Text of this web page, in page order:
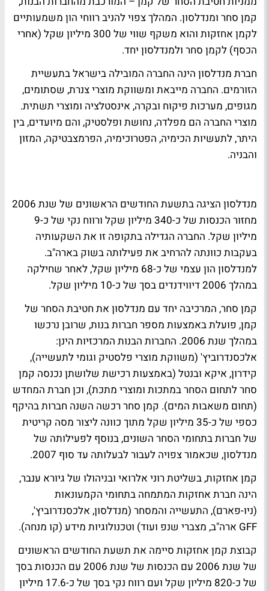
קמן סחר ומנדלסון. המהלך צפוי להניב רווחי הון משמעותיים
לקמן אחזקות והוא משקף שווי של 300 מיליון שקל (אחרי
הכסף) לקמן סחר ולמנדלסון יחד.
חברת מנדלסון הינה החברה המובילה בישראל בתעשיית
הזורמים. החברה מייבאת ומשווקת מוצרי צנרת, שסתומים,
מגופים, מערכות פיקוח ובקרה, אינסטלציה ומוצרי תשתית.
מוצרי החברה הם מפלדה, נחושת ופלסטיק, והם מיועדים, בין
היתר, לתעשיות הכימיה, הפטרוכימיה, הפרמצבטיקה, המזון
והבניה.
מנדלסון הציגה בתשעת החודשים הראשונים של שנת 2006
מחזור הכנסות של כ-340 מיליון שקל ורווח נקי של כ-9
מיליון שקל. החברה הגדילה בתקופה זו את השקעותיה
בעקבות כוונתה להרחיב את פעילותה בשוק בארה"ב.
למנדלסון הון עצמי של כ-68 מיליון שקל, לאחר שחילקה
במהלך 2006 דיווידנדים בסך של כ-10 מיליון שקל.
קמן סחר, המרכיבה יחד עם מנדלסון את חטיבת הסחר של
קמן, פועלת באמצעות מספר חברות בנות, שרובן נרכשו
במהלך שנת 2006. החברות הבנות המרכזיות הינן:
אלכסנדרוביץ' (משווקת מוצרי פלסטיק וגומי לתעשייה),
קידרון, איקא ובנטל (באמצעות רכישת שלושתן נכנסה קמן
סחר לתחום הסחר במתכות ומוצרי מתכת), וכן חברת המחדש
(תחום משאבות המים). קמן סחר רכשה השנה חברות בהיקף
כספי של כ-35 מיליון שקל מתוך כוונה ליצור מסה קריטית
של חברות בתחומי הסחר השונים, בנוסף לפעילותה של
מנדלסון, שכאמור צפויה לעבור לבעלותה עד סוף 2007.
קמן אחזקות, בשליטת רוני אלרואי ובניהולו של גיורא ענבר,
הינה חברת אחזקות המתמחה בתחומי הקמעונאות
(ניו-פארם), התעשייה והמסחר (מנדלסון, אלכסנדרוביץ',
GFF ארה"ב, מצברי שנפ ועוד) וטכנולוגיות מידע (קו מנחה).
קבוצת קמן אחזקות סיימה את תשעת החודשים הראשונים
של שנת 2006 עם הכנסות של שנת 2006 עם הכנסות בסך
של כ-820 מיליון שקל ועם רווח נקי בסך של כ-17.6 מיליון